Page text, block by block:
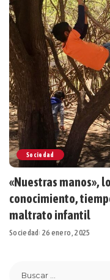
Sociedad
«Nuestras manos»,
conocimiento,
maltrato infantil
Sociedad 26 enero, 2025